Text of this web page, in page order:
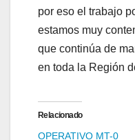
por eso el trabajo
estamos muy
que continúa de
en toda la Región
Relacionado
OPERATIVO MT-0